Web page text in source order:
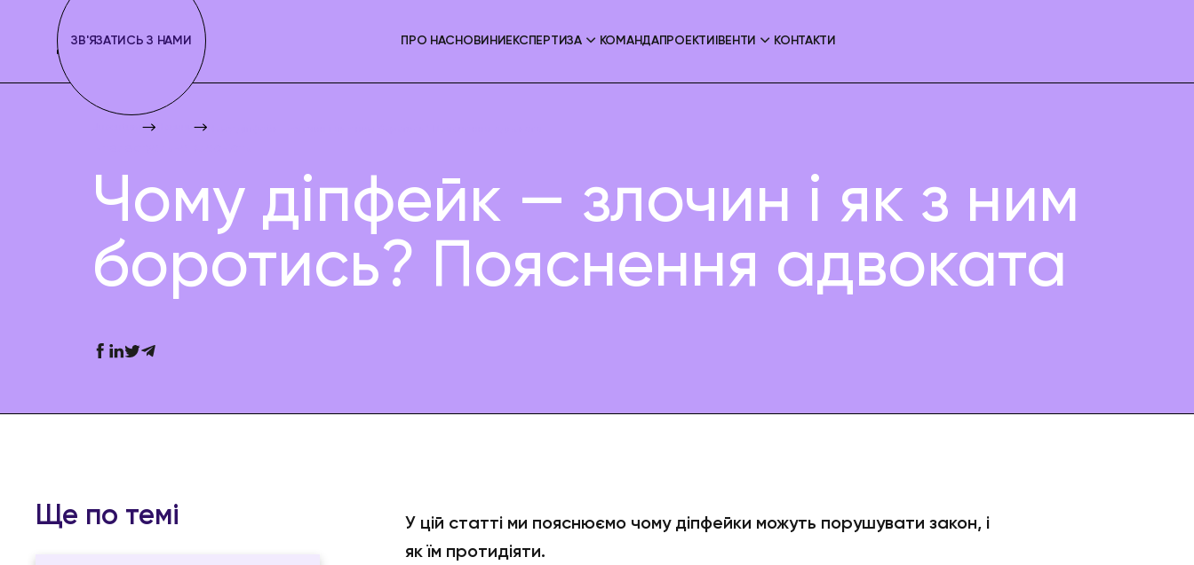
ПРО НАС НОВИНИ ЕКСПЕРТИЗА КОМАНДАПРОЕКТИ ІВЕНТИ КОНТАКТИ
ЗВ'ЯЗАТИСЬ З НАМИ
Чому діпфейк — злочин і як з ним
боротись? Пояснення адвоката
Ще по темі
У цій статті ми пояснюємо чому діпфейки можуть порушувати закон, і
як їм протидіяти.